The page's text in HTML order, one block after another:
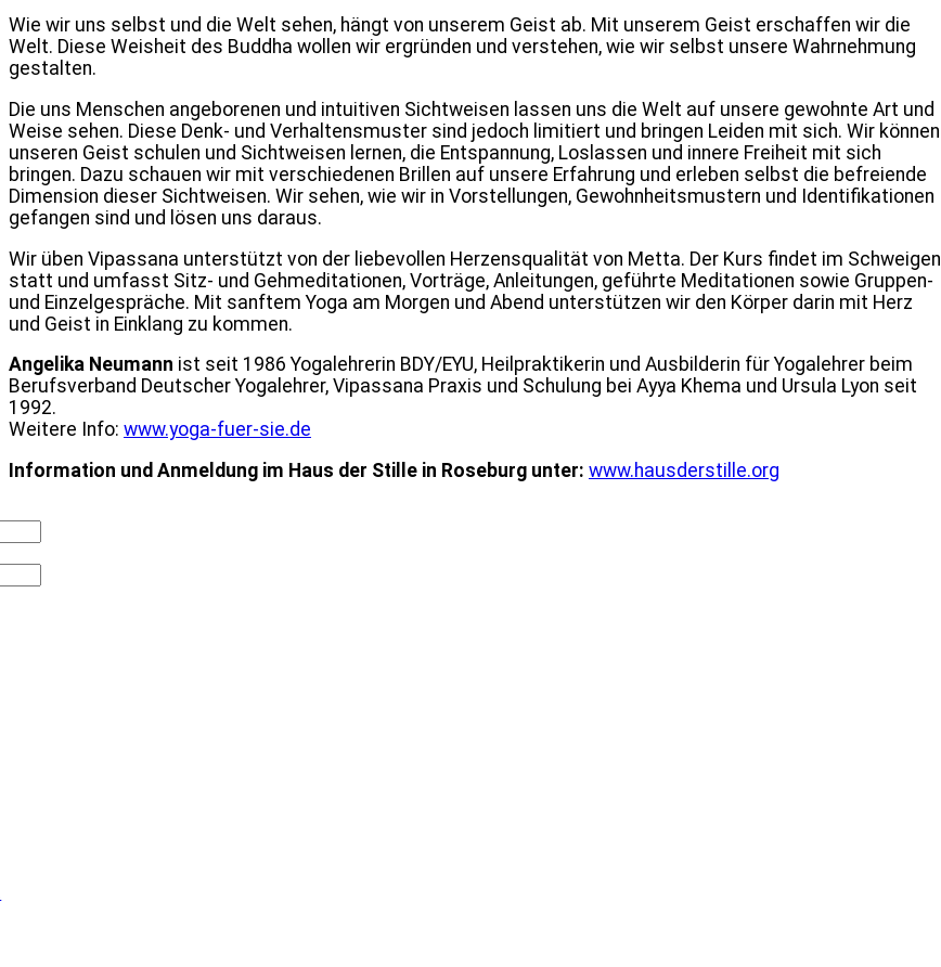
Wie wir uns selbst und die Welt sehen, hängt von unserem Geist ab. Mit unserem Geist erschaffen wir die
Welt. Diese Weisheit des Buddha wollen wir ergründen und verstehen, wie wir selbst unsere Wahrnehmung
gestalten.
Die uns Menschen angeborenen und intuitiven Sichtweisen lassen uns die Welt auf unsere gewohnte Art und
Weise sehen. Diese Denk- und Verhaltensmuster sind jedoch limitiert und bringen Leiden mit sich. Wir können
unseren Geist schulen und Sichtweisen lernen, die Entspannung, Loslassen und innere Freiheit mit sich
bringen. Dazu schauen wir mit verschiedenen Brillen auf unsere Erfahrung und erleben selbst die befreiende
Dimension dieser Sichtweisen. Wir sehen, wie wir in Vorstellungen, Gewohnheitsmustern und Identifikationen
gefangen sind und lösen uns daraus.
Wir üben Vipassana unterstützt von der liebevollen Herzensqualität von Metta. Der Kurs findet im Schweigen
statt und umfasst Sitz- und Gehmeditationen, Vorträge, Anleitungen, geführte Meditationen sowie Gruppen-
und Einzelgespräche. Mit sanftem Yoga am Morgen und Abend unterstützen wir den Körper darin mit Herz
und Geist in Einklang zu kommen.
Angelika Neumann ist seit 1986 Yogalehrerin BDY/EYU, Heilpraktikerin und Ausbilderin für Yogalehrer beim
Berufsverband Deutscher Yogalehrer, Vipassana Praxis und Schulung bei Ayya Khema und Ursula Lyon seit
1992.
Weitere Info: www.yoga-fuer-sie.de
Information und Anmeldung im Haus der Stille in Roseburg unter: www.hausderstille.org